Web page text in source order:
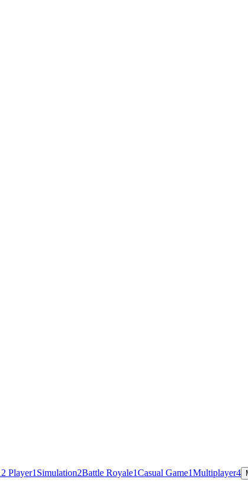
2 Player1 Simulation2Battle Royale1Casual Game1Multiplayer4